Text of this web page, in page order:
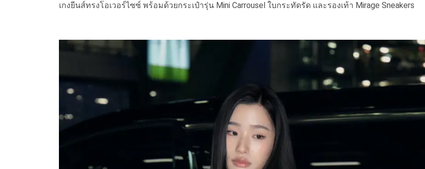
เกงยีนส์ทรงโอเวอร์ไซซ์ พร้อมด้วยกระเป๋ารุ่น Mini Carrousel ใบกระทัดรัด และรองเท้า Mirage Sneakers